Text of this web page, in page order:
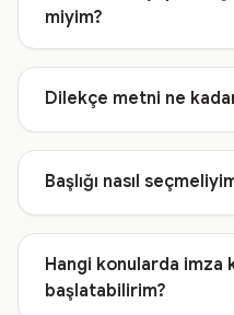
miyim?
Dilekçe metni ne
Başlığı nasıl
Hangi konularda imza
başlatabilirim?